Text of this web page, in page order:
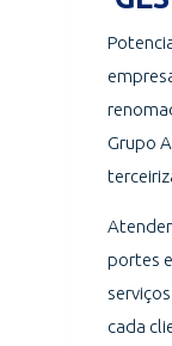
Grupo
portes
cada